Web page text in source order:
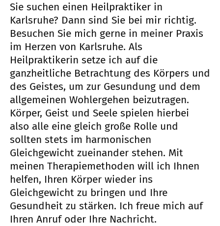
Sie suchen einen Heilpraktiker in
Karlsruhe? Dann sind Sie bei mir richtig.
Besuchen Sie mich gerne in meiner Praxis
im Herzen von Karlsruhe. Als
Heilpraktikerin setze ich auf die
ganzheitliche Betrachtung des Körpers und
des Geistes, um zur Gesundung und dem
allgemeinen Wohlergehen beizutragen.
Körper, Geist und Seele spielen hierbei
also alle eine gleich große Rolle und
sollten stets im harmonischen
Gleichgewicht zueinander stehen. Mit
meinen Therapiemethoden will ich Ihnen
helfen, Ihren Körper wieder ins
Gleichgewicht zu bringen und Ihre
Gesundheit zu stärken. Ich freue mich auf
Ihren Anruf oder Ihre Nachricht.